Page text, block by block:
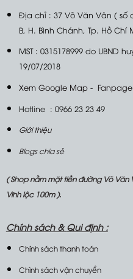
Địa chỉ : 37 Võ Văn Vân ( số
B, H. Bình Chánh, Tp. Hồ Chí
MST : 0315178999 do UBND
19/07/2018
Xem Google Map-
Hotline : 0966 23 23 49
Giới thiệu
Blogs chia sẻ
( Shop nằm mặt tiền đường Võ Văn
Vĩnh lộc 100m ).
Chính sách &Qui định :
Chính sách thanh toán
Chình sách vận chuyển